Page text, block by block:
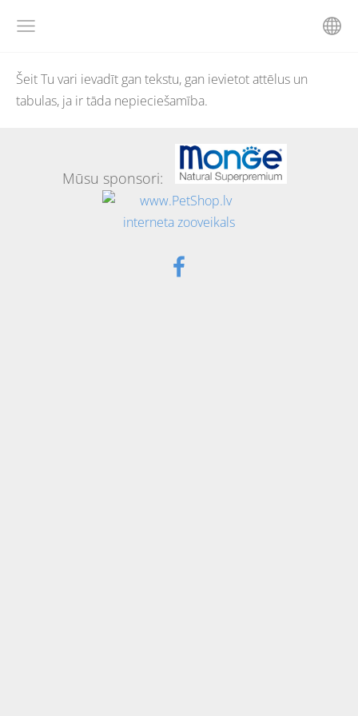
Šeit Tu vari ievadīt gan tekstu, gan ievietot attēlus un
tabulas, ja ir tāda nepieciešamība.
Mūsu sponsori: